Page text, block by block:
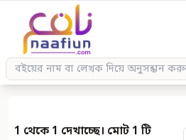
1 থেকে 1 দেখাচ্ছে। মোট 1 টি